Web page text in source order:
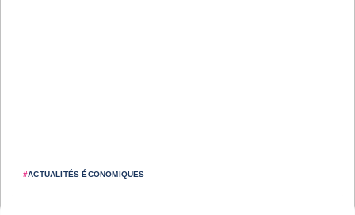
#ACTUALITÉS ÉCONOMIQUES